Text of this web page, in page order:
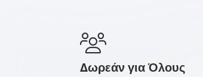
Δωρεάν για Όλους